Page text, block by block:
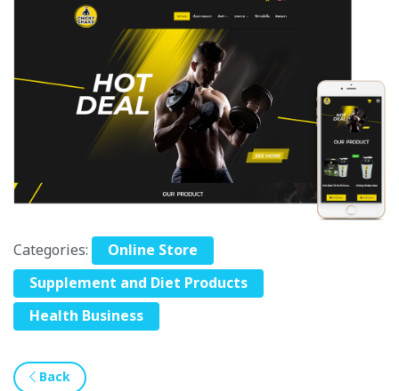
Categories:
Online Store
Supplement and Diet Products
Health Business
Back